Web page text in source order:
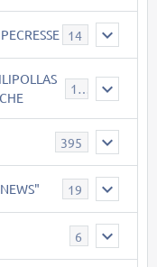
14
119
395
19
6